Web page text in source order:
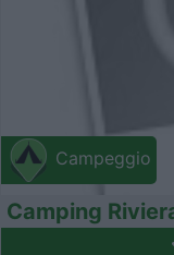
Campeggio
Camping